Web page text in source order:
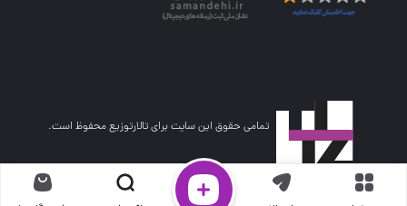
تمامی حقوق این سایت برای تالارتوزیع محفوظ است.